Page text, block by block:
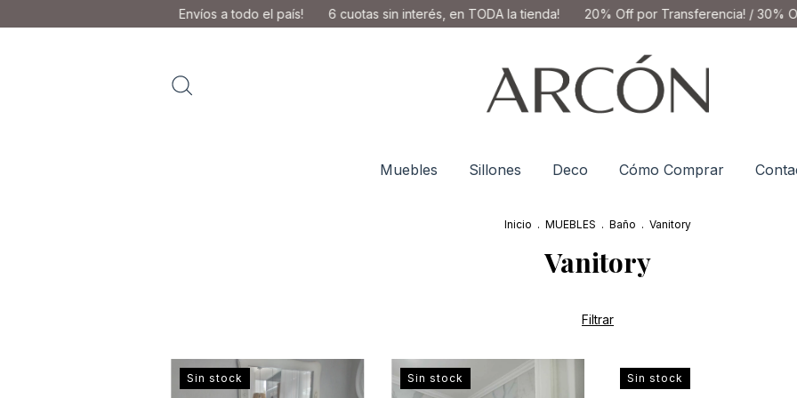
Envíos a todo el país! 6 cuotas sin interés, en TODA la tienda! 20% Off por Transferencia! / 30% Off
Muebles Sillones Deco Cómo Comprar
Inicio . MUEBLES . Baño . Vanitory
Vanitory
Filtrar
Sin stock Sin stock Sin stock